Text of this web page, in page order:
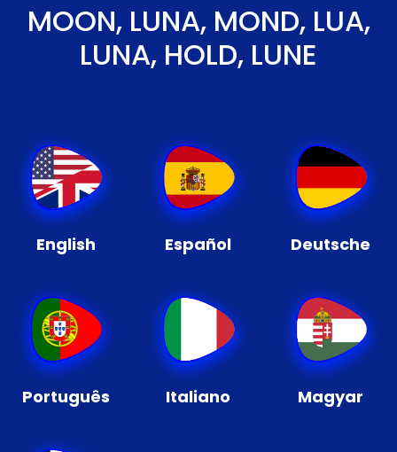
MOON, LUNA, MOND, LUA,
LUNA, HOLD, LUNE
English Español Deutsche
Português Italiano Magyar